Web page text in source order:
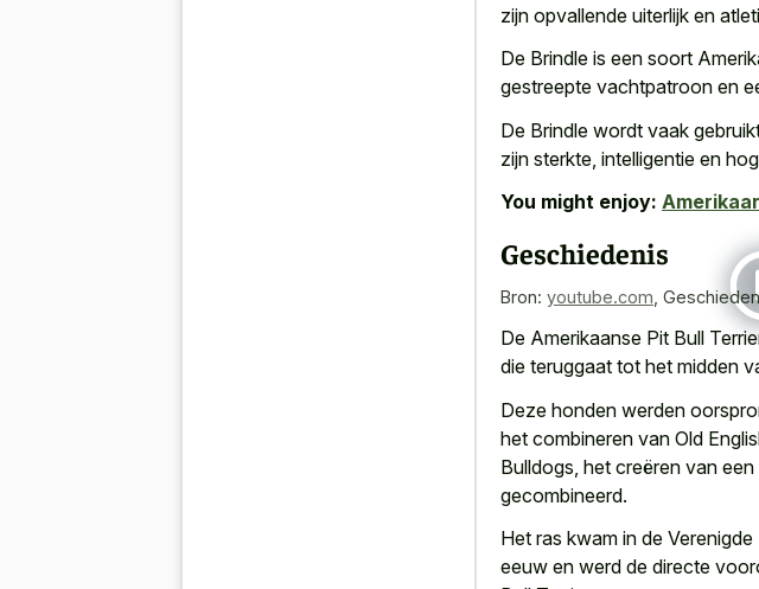
zijn opvallende uiterlijk en
De Brindle is een soort
gestreepte vachtpatroon en
De Brindle wordt vaak
zijn sterkte, intelligentie en
You might enjoy:
Geschiedenis
Bron: youtube.com
De Amerikaanse Pit Bull
die teruggaat tot het midden
Deze honden werden
het combineren van Old
Bulldogs, het creëren van
gecombineerd.
Het ras kwam in de
eeuw en werd de directe